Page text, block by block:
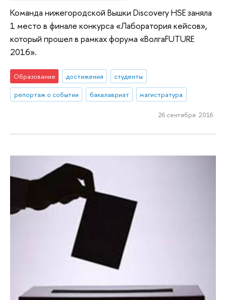
Команда нижегородской Вышки Discovery HSE заняла
1 место в финале конкурса «Лаборатория кейсов»,
который прошел в рамках форума «ВолгаFUTURE
2016».
Образование достижения
студенты
репортаж о событии
бакалавриат магистратура
26 сентября 2016